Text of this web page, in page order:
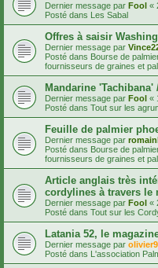
Dernier message par Fool «
Posté dans Les Sabal
Offres à saisir
Dernier message par
Posté dans Bourse de
fournisseurs de graines et
Mandarine
Dernier message par Fool «
Posté dans Tout sur les
Feuille de palmier
Dernier message par
Posté dans Bourse de
fournisseurs de graines et
Article anglais très
cordylines à travers le
Dernier message par Fool «
Posté dans Tout sur les
Latania 52, le
Dernier message par
Posté dans L'association